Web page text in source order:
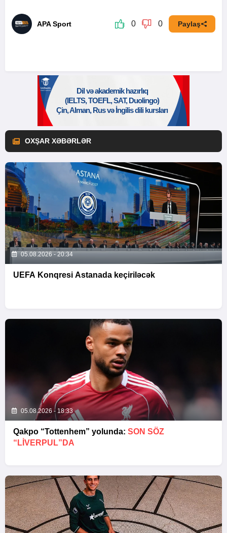
APA Sport 0 0 Paylaş
OXŞAR XƏBƏRLƏR
05.08.2026 - 20:34
UEFA Konqresi Astanada keçiriləcək
05.08.2026 - 18:33
Qakpo “Tottenhem” yolunda: SON SÖZ
“LIVERPUL”DA